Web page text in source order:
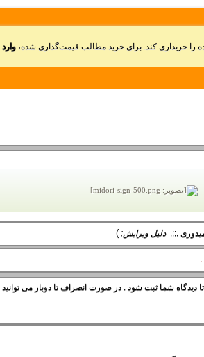
را خریداری کند. برای خرید مطالب قیمت‌گذاری شده،
.::. دلیل ویرایش:)
دیدگاه شما ثبت شود . در صورت انصراف تا دوبار می توانید